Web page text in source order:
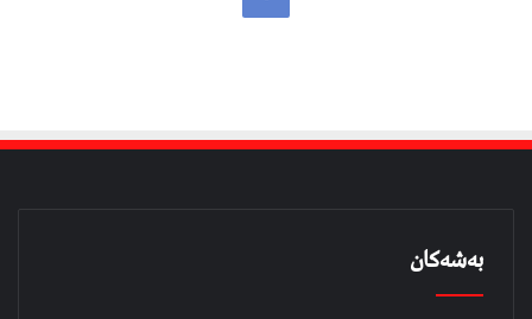
بەشەکان